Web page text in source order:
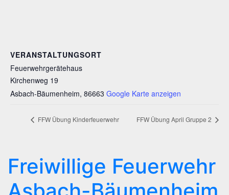
VERANSTALTUNGSORT
Feuerwehrgerätehaus
Kirchenweg 19
Asbach-Bäumenheim, 86663 Google Karte anzeigen
FFW Übung Kinderfeuerwehr FFW Übung April Gruppe 2
Freiwillige Feuerwehr